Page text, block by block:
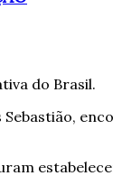
do Brasil.